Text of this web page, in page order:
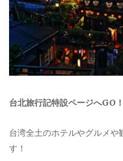
台北旅行記特設ページへGO！
台湾全土のホテルやグルメ
す！